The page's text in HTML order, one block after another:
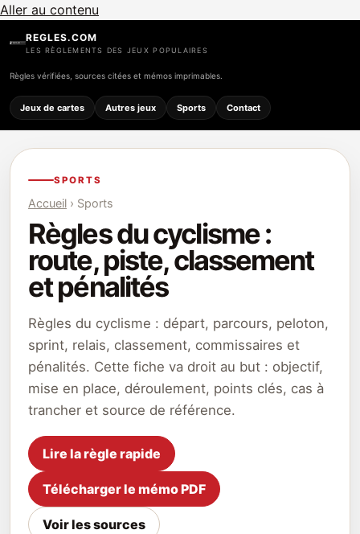
Aller au contenu
REGLES.COM
LES RÈGLEMENTS DES JEUX POPULAIRES
Règles vérifiées, sources citées et mémos imprimables.
Jeux de cartes Autres jeux Sports Contact
SPORTS
Accueil › Sports
Règles du cyclisme :
route, piste, classement
et pénalités
Règles du cyclisme : départ, parcours, peloton,
sprint, relais, classement, commissaires et
pénalités. Cette fiche va droit au but : objectif,
mise en place, déroulement, points clés, cas à
trancher et source de référence.
Lire la règle rapide
Télécharger le mémo PDF
Voir les sources